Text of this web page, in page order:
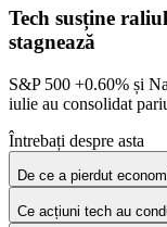
Tech susține
stagnează
S&P 500 +0.60% și
iulie au consolidat
Întrebați despre asta
De ce a pierdut
Ce acțiuni tech au